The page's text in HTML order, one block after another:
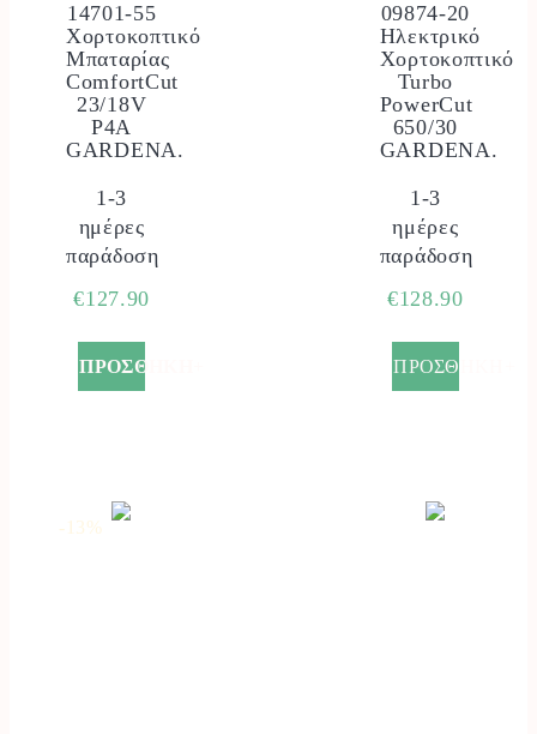
14701-55
Χορτοκοπτικό
Μπαταρίας
ComfortCut
23/18V
P4A
GARDENA.
1-3
ημέρες
παράδοση
€127.90
ΠΡΟΣΘΗΚΗ+
09874-20
Ηλεκτρικό
Χορτοκοπτικό
Turbo
PowerCut
650/30
GARDENA.
1-3
ημέρες
παράδοση
€128.90
ΠΡΟΣΘΗΚΗ+
-13%